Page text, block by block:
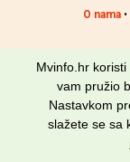
O nama•
Mvinfo.hr koristi
vam pružio
Nastavkom
slažete se sa